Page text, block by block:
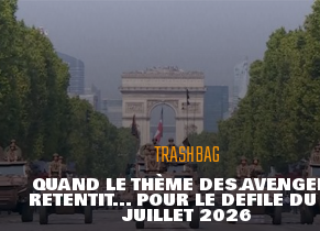
TRASHBAG
QUAND LE THÈME DES
RETENTIT... POUR LE DÉFILÉ
JUILLET 2026